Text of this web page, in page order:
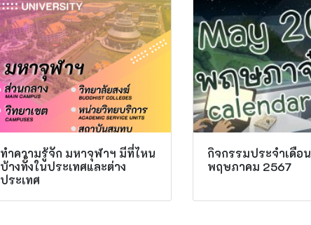
ทำความรู้จัก มหาจุฬาฯ มีที่ไหน
บ้างทั้งในประเทศและต่าง
ประเทศ
กิจกรรมประจำเดือน
พฤษภาคม 2567